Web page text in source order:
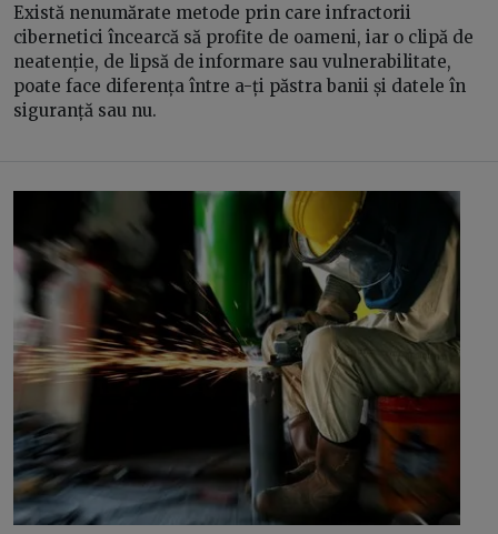
Există nenumărate metode prin care infractorii
cibernetici încearcă să profite de oameni, iar o clipă de
neatenție, de lipsă de informare sau vulnerabilitate,
poate face diferența între a-ți păstra banii și datele în
siguranță sau nu.